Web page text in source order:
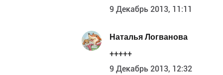
9 Декабрь 2013, 11:11
Наталья Логванова
+++++
9 Декабрь 2013, 12:32